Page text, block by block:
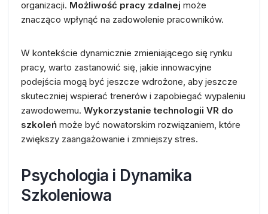
organizacji. Możliwość pracy zdalnej może
znacząco wpłynąć na zadowolenie pracowników.
W kontekście dynamicznie zmieniającego się rynku
pracy, warto zastanowić się, jakie innowacyjne
podejścia mogą być jeszcze wdrożone, aby jeszcze
skuteczniej wspierać trenerów i zapobiegać wypaleniu
zawodowemu. Wykorzystanie technologii VR do
szkoleń może być nowatorskim rozwiązaniem, które
zwiększy zaangażowanie i zmniejszy stres.
Psychologia i Dynamika
Szkoleniowa